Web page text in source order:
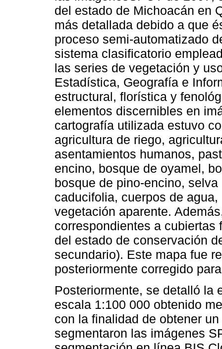
del estado de Michoacán en
más detallada debido a que
proceso semi-automatizado
sistema clasificatorio
las series de vegetación y
Estadística, Geografía e
estructural, florística y
elementos discernibles en
cartografía utilizada estuvo
agricultura de riego,
asentamientos humanos,
encino, bosque de oyamel,
bosque de pino-encino,
caducifolia, cuerpos de
vegetación aparente.
correspondientes a
del estado de conservación
secundario). Este mapa fue
posteriormente corregido
Posteriormente, se detalló la
escala 1:100 000 obtenido
con la finalidad de obtener
segmentaron las imágenes